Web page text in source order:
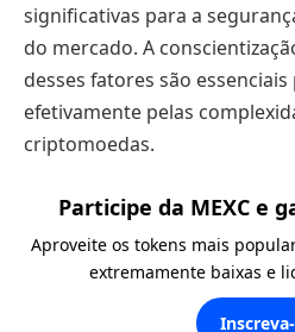
significativas para a
do mercado. A
desses fatores são
efetivamente pelas
criptomoedas.
Participe da MEXC e
Aproveite os tokens mais
extremamente baixas e